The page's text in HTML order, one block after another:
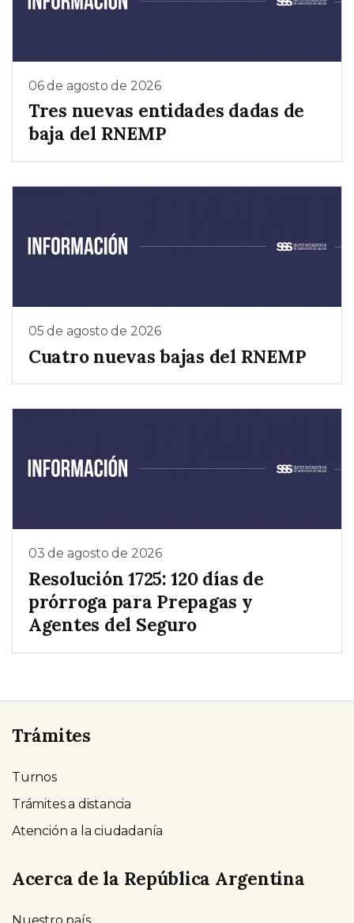
06 de agosto de 2026
Tres nuevas entidades dadas de
baja del RNEMP
05 de agosto de 2026
Cuatro nuevas bajas del RNEMP
03 de agosto de 2026
Resolución 1725: 120 días de
prórroga para Prepagas y
Agentes del Seguro
Trámites
Turnos
Trámites a distancia
Atención a la ciudadanía
Acerca de la República Argentina